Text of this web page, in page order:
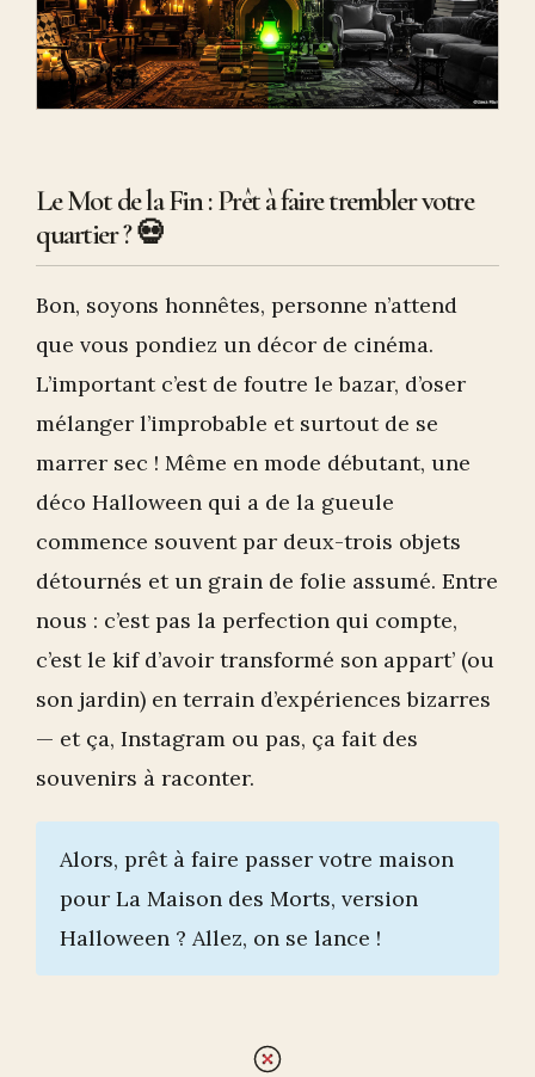
Le Mot de la Fin : Prêt à faire trembler votre
quartier ? 💀
Bon, soyons honnêtes, personne n’attend
que vous pondiez un décor de cinéma.
L’important c’est de foutre le bazar, d’oser
mélanger l’improbable et surtout de se
marrer sec ! Même en mode débutant, une
déco Halloween qui a de la gueule
commence souvent par deux-trois objets
détournés et un grain de folie assumé. Entre
nous : c’est pas la perfection qui compte,
c’est le kif d’avoir transformé son appart’ (ou
son jardin) en terrain d’expériences bizarres
— et ça, Instagram ou pas, ça fait des
souvenirs à raconter.
Alors, prêt à faire passer votre maison
pour La Maison des Morts, version
Halloween ? Allez, on se lance !